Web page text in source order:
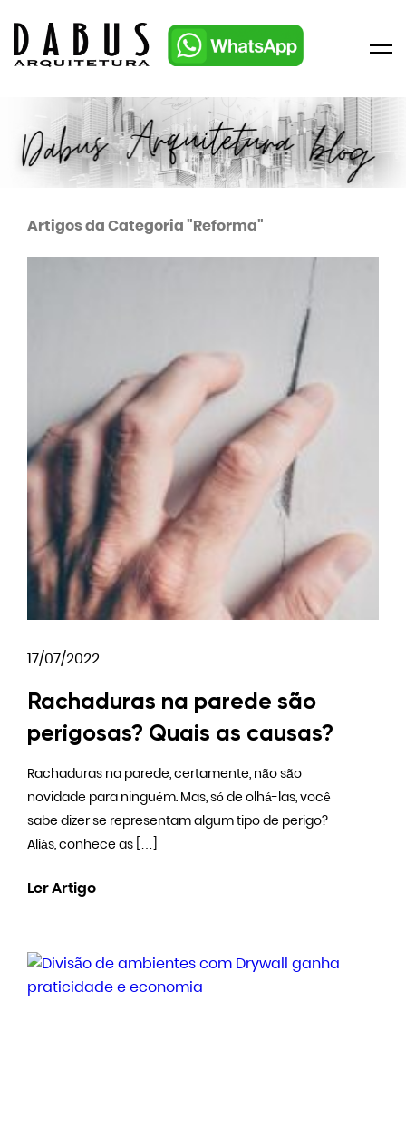
Artigos da Categoria "Reforma"
17/07/2022
Rachaduras na parede são
perigosas? Quais as causas?
Rachaduras na parede, certamente, não são
novidade para ninguém. Mas, só de olhá-las, você
sabe dizer se representam algum tipo de perigo?
Aliás, conhece as […]
Ler Artigo